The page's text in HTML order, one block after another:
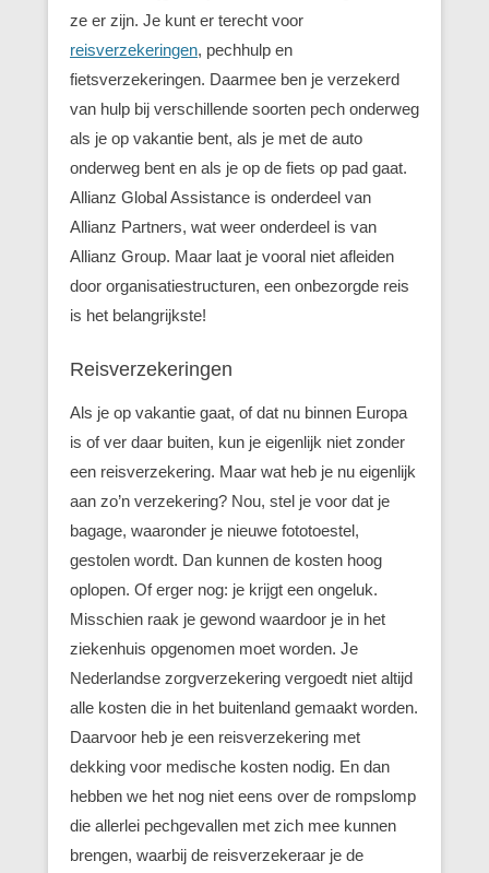
ze er zijn. Je kunt er terecht voor
reisverzekeringen, pechhulp en
fietsverzekeringen. Daarmee ben je verzekerd
van hulp bij verschillende soorten pech onderweg
als je op vakantie bent, als je met de auto
onderweg bent en als je op de fiets op pad gaat.
Allianz Global Assistance is onderdeel van
Allianz Partners, wat weer onderdeel is van
Allianz Group. Maar laat je vooral niet afleiden
door organisatiestructuren, een onbezorgde reis
is het belangrijkste!
Reisverzekeringen
Als je op vakantie gaat, of dat nu binnen Europa
is of ver daar buiten, kun je eigenlijk niet zonder
een reisverzekering. Maar wat heb je nu eigenlijk
aan zo’n verzekering? Nou, stel je voor dat je
bagage, waaronder je nieuwe fototoestel,
gestolen wordt. Dan kunnen de kosten hoog
oplopen. Of erger nog: je krijgt een ongeluk.
Misschien raak je gewond waardoor je in het
ziekenhuis opgenomen moet worden. Je
Nederlandse zorgverzekering vergoedt niet altijd
alle kosten die in het buitenland gemaakt worden.
Daarvoor heb je een reisverzekering met
dekking voor medische kosten nodig. En dan
hebben we het nog niet eens over de rompslomp
die allerlei pechgevallen met zich mee kunnen
brengen, waarbij de reisverzekeraar je de